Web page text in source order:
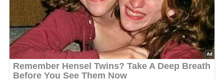
in Margarine eine zusätzliche aromatische Füllung
bekommt.
Die Klöße werden nach dem Formen leicht inMehl
gewälzt und anschließend in siedendem Wasser gegart.
Durch die Kombination von Kartoffeln
und Meerrettich